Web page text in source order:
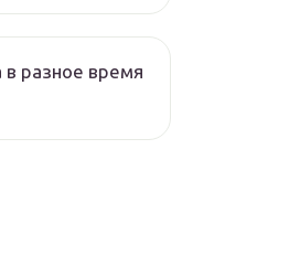
разное время